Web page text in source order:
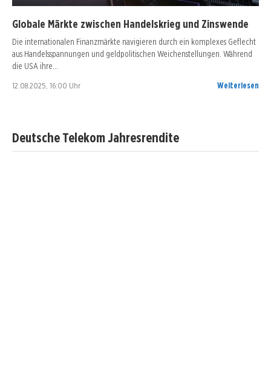
Globale Märkte zwischen Handelskrieg und Zinswende
Die internationalen Finanzmärkte navigieren durch ein komplexes Geflecht
aus Handelsspannungen und geldpolitischen Weichenstellungen. Während
die USA ihre…
12.08.2025, 16:00 Uhr Weiterlesen
Deutsche Telekom Jahresrendite